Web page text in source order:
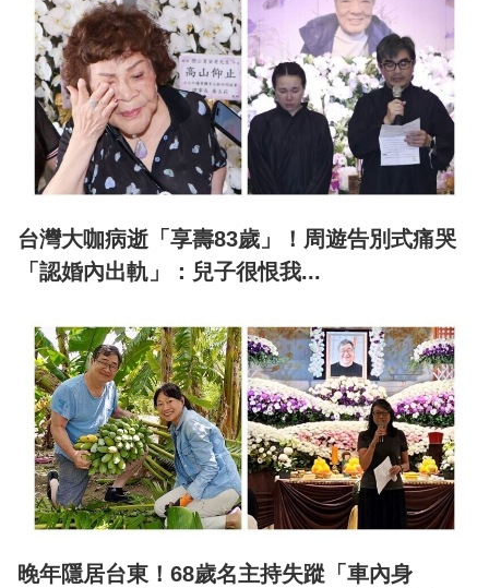
台灣大咖病逝「享壽83歲」！周遊告別式痛哭
「認婚內出軌」：兒子很恨我...
晚年隱居台東！68歲名主持失蹤「車內身